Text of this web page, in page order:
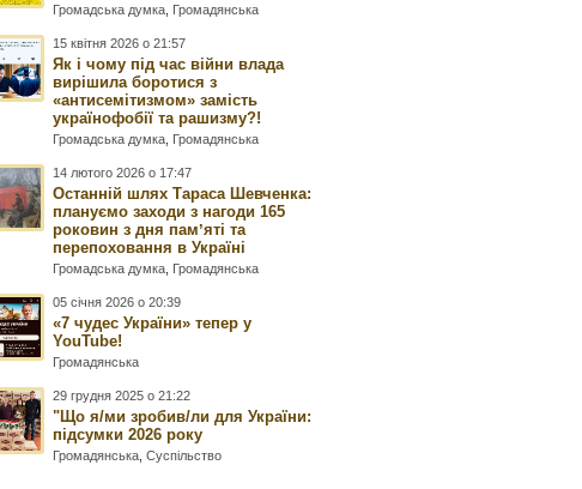
Громадська думка Громадянська
15 квітня 2026 о 21:57
Як і чому під час війни влада
вирішила боротися з
«антисемітизмом» замість
українофобії та рашизму?!
Громадська думка Громадянська
14 лютого 2026 о 17:47
Останній шлях Тараса Шевченка:
плануємо заходи з нагоди 165
роковин з дня памʼяті та
перепоховання в Україні
Громадська думка Громадянська
05 січня 2026 о 20:39
«7 чудес України» тепер у
YouTube!
Громадянська
29 грудня 2025 о 21:22
"Що я/ми зробив/ли для України:
підсумки 2026 року
Громадянська ,Суспільство